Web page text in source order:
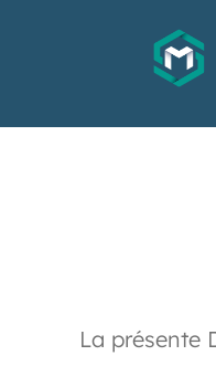
La présente